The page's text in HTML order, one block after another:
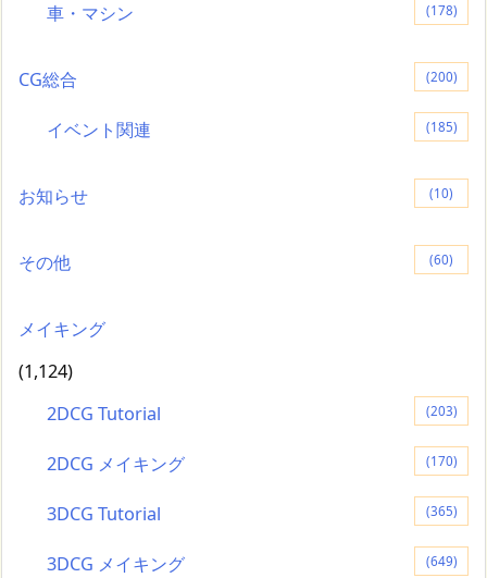
車・マシン (178)
CG総合 (200)
イベント関連 (185)
お知らせ (10)
その他 (60)
メイキング
(1,124)
2DCG Tutorial
(203)
2DCG メイキング (170)
3DCG Tutorial (365)
3DCG メイキング (649)